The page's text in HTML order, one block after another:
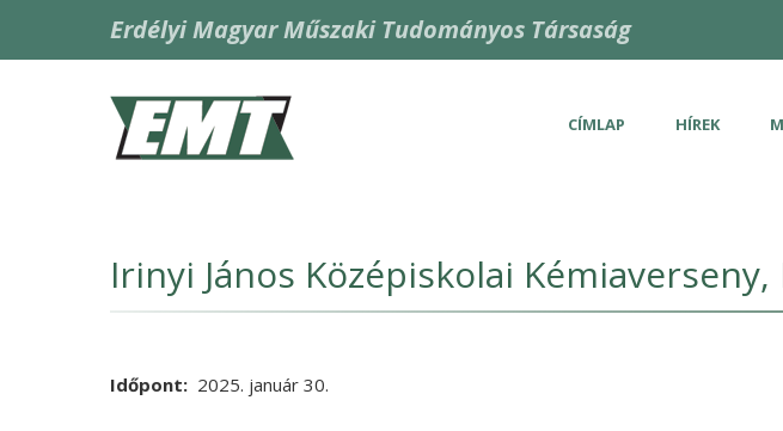
tartalomra
Erdélyi Magyar Műszaki Tudományos Társaság
Fő
navigáció
CÍMLAP HÍREK
Irinyi János Középiskolai
Időpont 2025. január 30.